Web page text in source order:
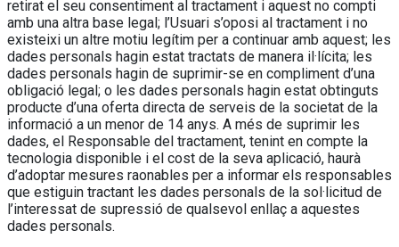
retirat el seu consentiment al tractament i aquest no compti
amb una altra base legal; l’Usuari s’oposi al tractament i no
existeixi un altre motiu legítim per a continuar amb aquest; les
dades personals hagin estat tractats de manera il·lícita; les
dades personals hagin de suprimir-se en compliment d’una
obligació legal; o les dades personals hagin estat obtinguts
producte d’una oferta directa de serveis de la societat de la
informació a un menor de 14 anys. A més de suprimir les
dades, el Responsable del tractament, tenint en compte la
tecnologia disponible i el cost de la seva aplicació, haurà
d’adoptar mesures raonables per a informar els responsables
que estiguin tractant les dades personals de la sol·licitud de
l’interessat de supressió de qualsevol enllaç a aquestes
dades personals.